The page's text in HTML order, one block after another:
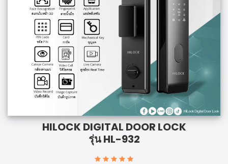
HILOCK DIGITAL DOOR LOCK
รุ่น HL-932